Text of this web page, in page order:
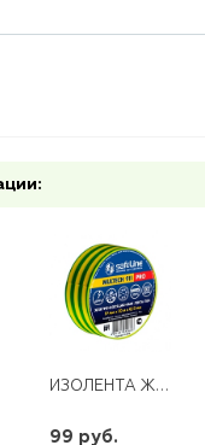
ИЗОЛЕНТА ЖЕЛТО-ЗЕЛЕНАЯ 19ММ* 20М ПВХ SAFELINE
99 руб.